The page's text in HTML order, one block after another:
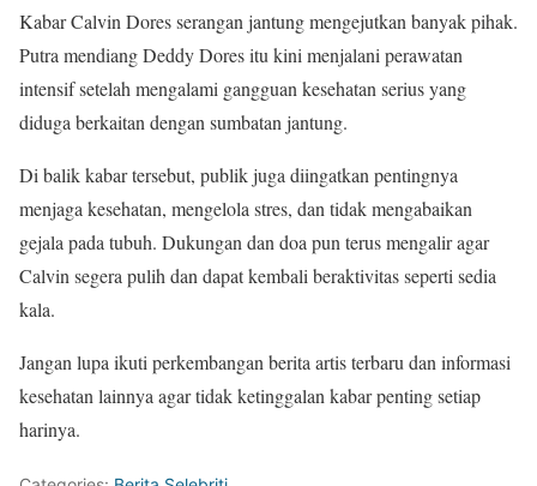
Kabar Calvin Dores serangan jantung mengejutkan banyak pihak.
Putra mendiang Deddy Dores itu kini menjalani perawatan
intensif setelah mengalami gangguan kesehatan serius yang
diduga berkaitan dengan sumbatan jantung.
Di balik kabar tersebut, publik juga diingatkan pentingnya
menjaga kesehatan, mengelola stres, dan tidak mengabaikan
gejala pada tubuh. Dukungan dan doa pun terus mengalir agar
Calvin segera pulih dan dapat kembali beraktivitas seperti sedia
kala.
Jangan lupa ikuti perkembangan berita artis terbaru dan informasi
kesehatan lainnya agar tidak ketinggalan kabar penting setiap
harinya.